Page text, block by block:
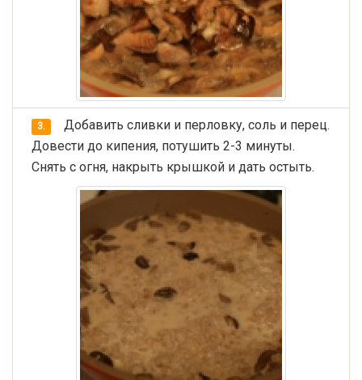
3.
Добавить сливки и перловку, соль и перец.
Довести до кипения, потушить 2-3 минуты.
Снять с огня, накрыть крышкой и дать остыть.